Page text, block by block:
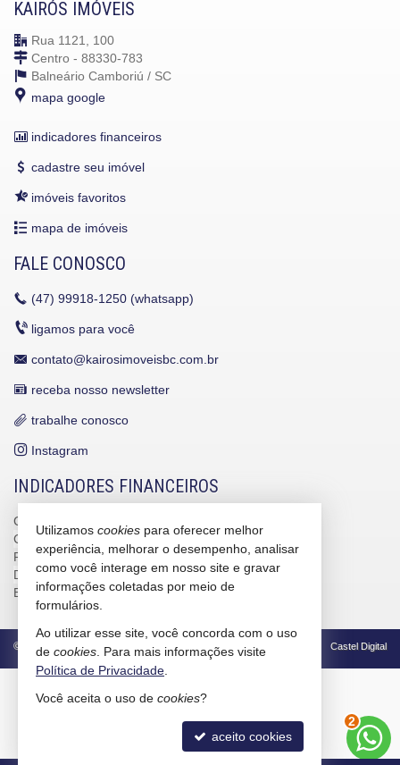
KAIRÓS IMÓVEIS
Rua 1121, 100
Centro - 88330-783
Balneário Camboriú / SC
mapa google
indicadores financeiros
cadastre seu imóvel
imóveis favoritos
mapa de imóveis
FALE CONOSCO
(47) 99918-1250 (whatsapp)
ligamos para você
contato@kairosimoveisbc.com.br
receba nosso newsletter
trabalhe conosco
Instagram
INDICADORES FINANCEIROS
CUB /
CUB /SCvariação
0,95%
Poupança
0,6738%
Dólar Comercial
R$ 5,10
Euro
R$ 5,88
© 2026 CRECI/SC 4586-J Política de Privacidade Castel Digital
Utilizamos cookies para oferecer melhor
experiência, melhorar o desempenho, analisar
como você interage em nosso site e gravar
informações coletadas por meio de
formulários.
Ao utilizar esse site, você concorda com o uso
de cookies . Para mais informações visite
Política de Privacidade
Você aceita o uso de cookies?
aceito cookies